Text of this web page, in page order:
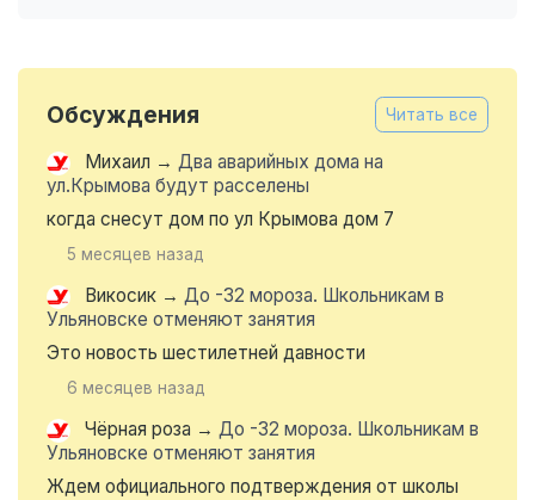
Обсуждения Читать все
Михаил → Два аварийных дома на
ул.Крымова будут расселены
когда снесут дом по ул Крымова дом 7
5 месяцев назад
Викосик → До -32 мороза. Школьникам в
Ульяновске отменяют занятия
Это новость шестилетней давности
6 месяцев назад
Чёрная роза → До -32 мороза. Школьникам в
Ульяновске отменяют занятия
Ждем официального подтверждения от школы